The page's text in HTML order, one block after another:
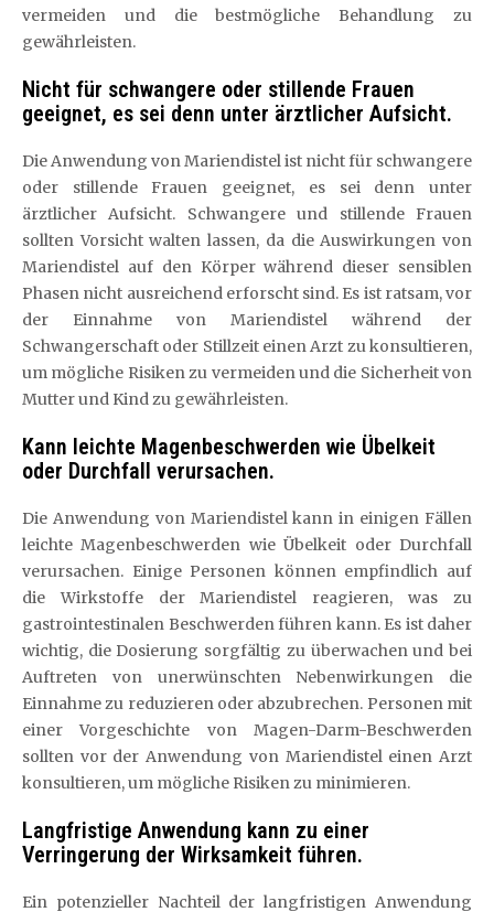
vermeiden und die bestmögliche Behandlung zu
gewährleisten.
Nicht für schwangere oder stillende Frauen
geeignet, es sei denn unter ärztlicher Aufsicht.
Die Anwendung von Mariendistel ist nicht für schwangere
oder stillende Frauen geeignet, es sei denn unter
ärztlicher Aufsicht. Schwangere und stillende Frauen
sollten Vorsicht walten lassen, da die Auswirkungen von
Mariendistel auf den Körper während dieser sensiblen
Phasen nicht ausreichend erforscht sind. Es ist ratsam, vor
der Einnahme von Mariendistel während der
Schwangerschaft oder Stillzeit einen Arzt zu konsultieren,
um mögliche Risiken zu vermeiden und die Sicherheit von
Mutter und Kind zu gewährleisten.
Kann leichte Magenbeschwerden wie Übelkeit
oder Durchfall verursachen.
Die Anwendung von Mariendistel kann in einigen Fällen
leichte Magenbeschwerden wie Übelkeit oder Durchfall
verursachen. Einige Personen können empfindlich auf
die Wirkstoffe der Mariendistel reagieren, was zu
gastrointestinalen Beschwerden führen kann. Es ist daher
wichtig, die Dosierung sorgfältig zu überwachen und bei
Auftreten von unerwünschten Nebenwirkungen die
Einnahme zu reduzieren oder abzubrechen. Personen mit
einer Vorgeschichte von Magen-Darm-Beschwerden
sollten vor der Anwendung von Mariendistel einen Arzt
konsultieren, um mögliche Risiken zu minimieren.
Langfristige Anwendung kann zu einer
Verringerung der Wirksamkeit führen.
Ein potenzieller Nachteil der langfristigen Anwendung